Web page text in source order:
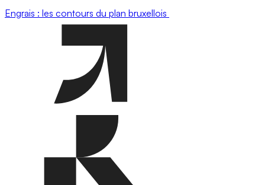
Engrais : les contours du plan bruxellois